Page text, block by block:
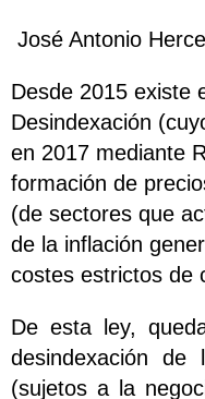
José Antonio
Desde 2015 existe
Desindexación
en 2017 mediante
formación de
(de sectores que
de la inflación
costes estrictos de
De esta ley,
desindexación de
(sujetos a la